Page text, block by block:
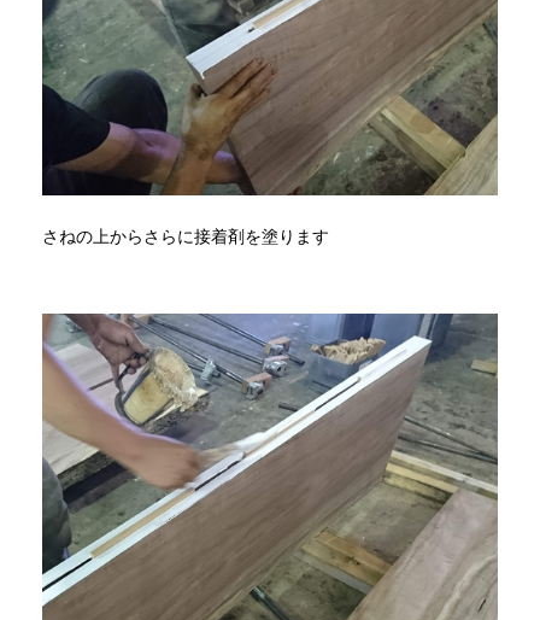
さねの上からさらに接着剤を塗ります